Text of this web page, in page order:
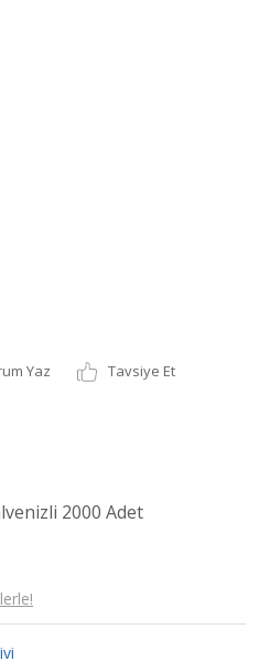
Yaz
Tavsiye Et
2000 Adet